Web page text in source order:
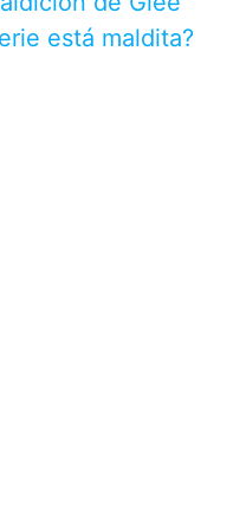
está maldita?